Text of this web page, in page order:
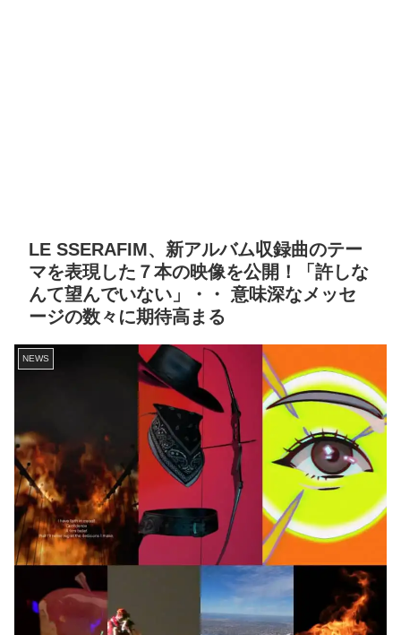
LE SSERAFIM、新アルバム収録曲のテー
マを表現した７本の映像を公開！「許しな
んて望んでいない」・・ 意味深なメッセ
ージの数々に期待高まる
NEWS